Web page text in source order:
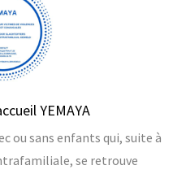
YEMAYA
ou sans enfants qui, suite à
se retrouve